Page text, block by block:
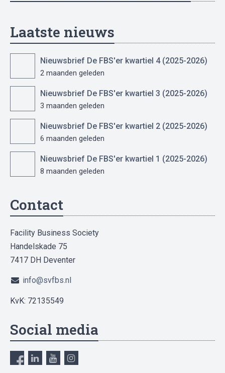
Laatste nieuws
Nieuwsbrief De FBS'er kwartiel 4 (2025-2026)
2 maanden geleden
Nieuwsbrief De FBS'er kwartiel 3 (2025-2026)
3 maanden geleden
Nieuwsbrief De FBS'er kwartiel 2 (2025-2026)
6 maanden geleden
Nieuwsbrief De FBS'er kwartiel 1 (2025-2026)
8 maanden geleden
Contact
Facility Business Society
Handelskade 75
7417 DH Deventer
info@svfbs.nl
KvK: 72135549
Social media